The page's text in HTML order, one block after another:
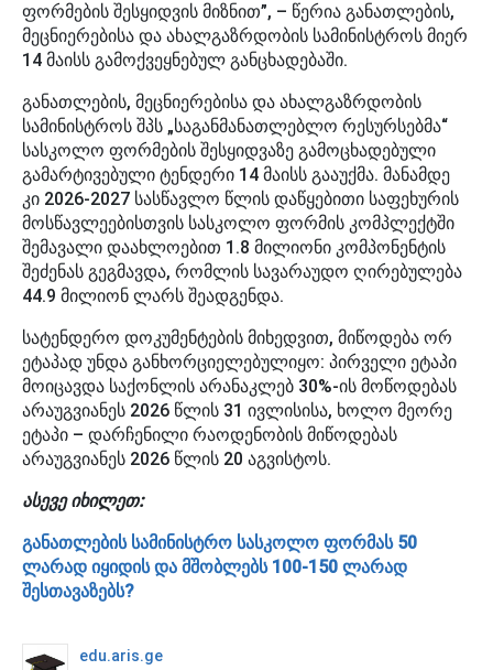
ფორმების შესყიდვის მიზნით”, – წერია განათლების,
მეცნიერებისა და ახალგაზრდობის სამინისტროს მიერ
14 მაისს გამოქვეყნებულ განცხადებაში.
განათლების, მეცნიერებისა და ახალგაზრდობის
სამინისტროს შპს „საგანმანათლებლო რესურსებმა“
სასკოლო ფორმების შესყიდვაზე გამოცხადებული
გამარტივებული ტენდერი 14 მაისს გააუქმა. მანამდე
კი 2026-2027 სასწავლო წლის დაწყებითი საფეხურის
მოსწავლეებისთვის სასკოლო ფორმის კომპლექტში
შემავალი დაახლოებით 1.8 მილიონი კომპონენტის
შეძენას გეგმავდა, რომლის სავარაუდო ღირებულება
44.9 მილიონ ლარს შეადგენდა.
სატენდერო დოკუმენტების მიხედვით, მიწოდება ორ
ეტაპად უნდა განხორციელებულიყო: პირველი ეტაპი
მოიცავდა საქონლის არანაკლებ 30%-ის მოწოდებას
არაუგვიანეს 2026 წლის 31 ივლისისა, ხოლო მეორე
ეტაპი – დარჩენილი რაოდენობის მიწოდებას
არაუგვიანეს 2026 წლის 20 აგვისტოს.
ასევე იხილეთ:
განათლების სამინისტრო სასკოლო ფორმას 50
ლარად იყიდის და მშობლებს 100-150 ლარად
შესთავაზებს?
edu.aris.ge